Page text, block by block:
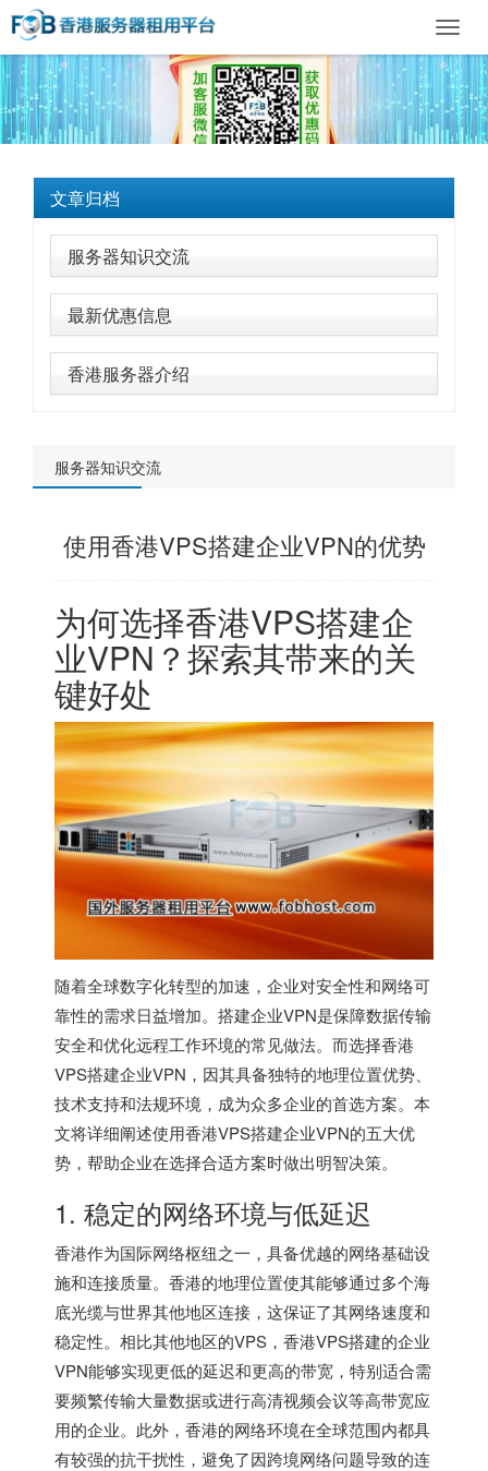
文章归档
服务器知识交流
最新优惠信息
香港服务器介绍
服务器知识交流
使用香港VPS搭建企业VPN的优势
为何选择香港VPS搭建企
业VPN？探索其带来的关
键好处
随着全球数字化转型的加速，企业对安全性和网络可
靠性的需求日益增加。搭建企业VPN是保障数据传输
安全和优化远程工作环境的常见做法。而选择香港
VPS搭建企业VPN，因其具备独特的地理位置优势、
技术支持和法规环境，成为众多企业的首选方案。本
文将详细阐述使用香港VPS搭建企业VPN的五大优
势，帮助企业在选择合适方案时做出明智决策。
1. 稳定的网络环境与低延迟
香港作为国际网络枢纽之一，具备优越的网络基础设
施和连接质量。香港的地理位置使其能够通过多个海
底光缆与世界其他地区连接，这保证了其网络速度和
稳定性。相比其他地区的VPS，香港VPS搭建的企业
VPN能够实现更低的延迟和更高的带宽，特别适合需
要频繁传输大量数据或进行高清视频会议等高带宽应
用的企业。此外，香港的网络环境在全球范围内都具
有较强的抗干扰性，避免了因跨境网络问题导致的连